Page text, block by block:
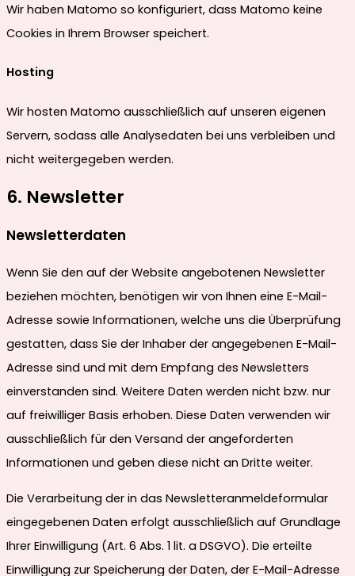
Wir haben Matomo so konfiguriert, dass Matomo keine
Cookies in Ihrem Browser speichert.
Hosting
Wir hosten Matomo ausschließlich auf unseren eigenen
Servern, sodass alle Analysedaten bei uns verbleiben und
nicht weitergegeben werden.
6. Newsletter
Newsletter­daten
Wenn Sie den auf der Website angebotenen Newsletter
beziehen möchten, benötigen wir von Ihnen eine E-Mail-
Adresse sowie Informationen, welche uns die Überprüfung
gestatten, dass Sie der Inhaber der angegebenen E-Mail-
Adresse sind und mit dem Empfang des Newsletters
einverstanden sind. Weitere Daten werden nicht bzw. nur
auf freiwilliger Basis erhoben. Diese Daten verwenden wir
ausschließlich für den Versand der angeforderten
Informationen und geben diese nicht an Dritte weiter.
Die Verarbeitung der in das Newsletteranmeldeformular
eingegebenen Daten erfolgt ausschließlich auf Grundlage
Ihrer Einwilligung (Art. 6 Abs. 1 lit. a DSGVO). Die erteilte
Einwilligung zur Speicherung der Daten, der E-Mail-Adresse